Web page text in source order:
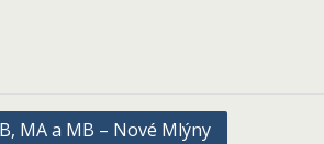
MA a MB – Nové Mlýny